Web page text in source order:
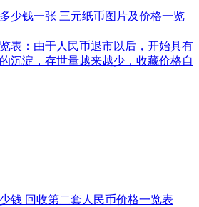
少钱一张 三元纸币图片及价格一览
表：由于人民币退市以后，开始具有
沉淀，存世量越来越少，收藏价格自
钱 回收第二套人民币价格一览表